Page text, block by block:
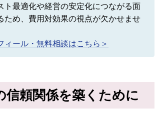
ト最適化や経営の安定化につながる面
ため、費用対効果の視点が欠かせませ
ィール・無料相談はこちら＞
信頼関係を築くために